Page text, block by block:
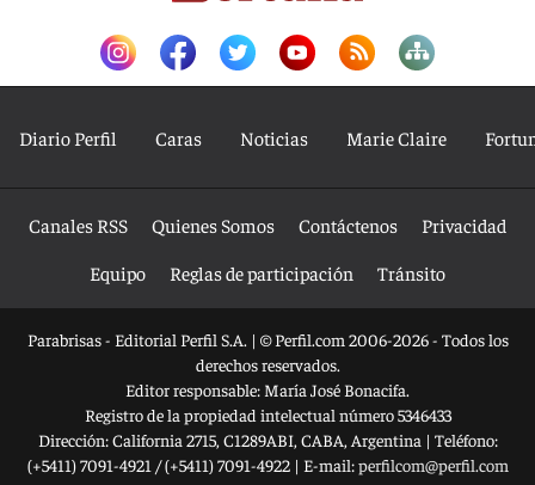
Diario Perfil Caras Noticias Marie Claire
Canales RSS Quienes Somos Contáctenos
Privacidad
Equipo
Reglas de participación Tránsito
Parabrisas - Editorial Perfil S.A. | © Perfil.com 2006-2026 - Todos los
derechos reservados.
Editor responsable: María José Bonacifa.
Registro de la propiedad intelectual número 5346433
Dirección:California 2715, C1289ABI, CABA, Argentina | Teléfono:
(+5411) 7091-4921 /(+5411) 7091-4922| E-mail:perfilcom@perfil.com